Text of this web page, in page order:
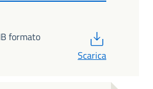
formato
Scarica